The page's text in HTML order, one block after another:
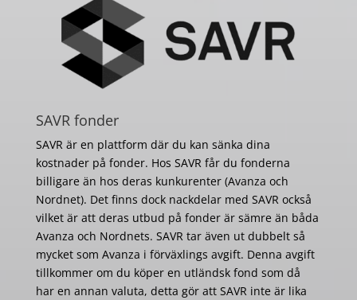
SAVR fonder
SAVR är en plattform där du kan sänka dina
kostnader på fonder. Hos SAVR får du fonderna
billigare än hos deras kunkurenter (Avanza och
Nordnet). Det finns dock nackdelar med SAVR också
vilket är att deras utbud på fonder är sämre än båda
Avanza och Nordnets. SAVR tar även ut dubbelt så
mycket som Avanza i förväxlings avgift. Denna avgift
tillkommer om du köper en utländsk fond som då
har en annan valuta, detta gör att SAVR inte är lika